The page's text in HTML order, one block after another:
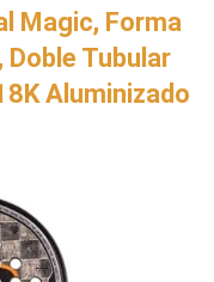
Magic, Forma
Doble Tubular
Aluminizado